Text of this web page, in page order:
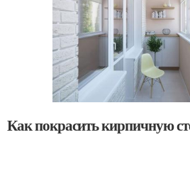
Как покрасить кирпичную